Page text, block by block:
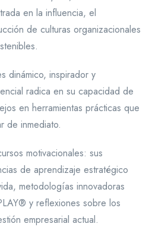
en la influencia, el
de culturas organizacionales
dinámico, inspirador y
radica en su capacidad de
en herramientas prácticas que
de inmediato.
motivacionales: sus
de aprendizaje estratégico
metodologías innovadoras
y reflexiones sobre los
empresarial actual.